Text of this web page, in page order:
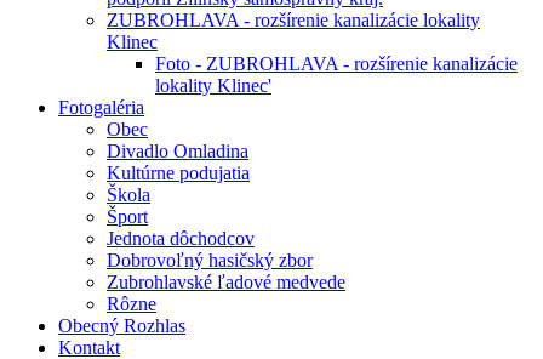
ZUBROHLAVA - rozšírenie kanalizácie lokality
Klinec
Foto - ZUBROHLAVA - rozšírenie kanalizácie
lokality Klinec'
Fotogaléria
Obec
Divadlo Omladina
Kultúrne podujatia
Škola
Šport
Jednota dôchodcov
Dobrovoľný hasičský zbor
Zubrohlavské ľadové medvede
Rôzne
Obecný Rozhlas
Kontakt